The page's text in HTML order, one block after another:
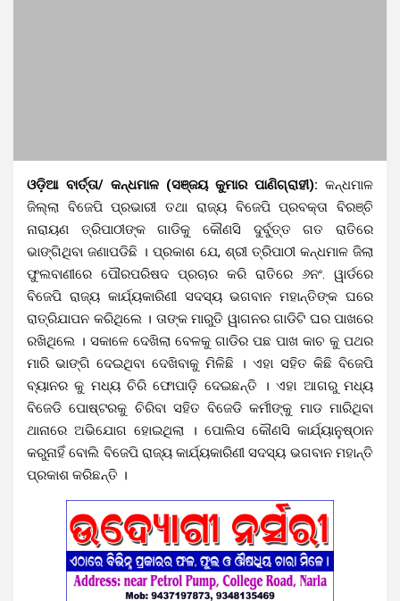
ଓଡ଼ିଆ ବାର୍ତ୍ତା/ କନ୍ଧମାଳ (ସଞ୍ଜୟ କୁମାର ପାଣିଗ୍ରାହୀ): କନ୍ଧମାଳ
ଜିଲ୍ଲା ବିଜେପି ପ୍ରଭାରୀ ତଥା ରାଜ୍ୟ ବିଜେପି ପ୍ରବକ୍ତା ବିରଞ୍ଚି
ନାରାୟଣ ତ୍ରିପାଠୀଙ୍କ ଗାଡିକୁ କୌଣସି ଦୁର୍ବୁତ୍ତ ଗତ ରାତିରେ
ଭାଙ୍ଗିଥିବା ଜଣାପଡିଛି । ପ୍ରକାଶ ଯେ, ଶ୍ରୀ ତ୍ରିପାଠୀ କନ୍ଧମାଳ ଜିଲା
ଫୁଲବାଣୀରେ ପୌରପରିଷଦ ପ୍ରଚାର କରି ରାତିରେ ୬ନଂ. ୱାର୍ଡରେ
ବିଜେପି ରାଜ୍ୟ କାର୍ଯ୍ୟକାରିଣୀ ସଦସ୍ୟ ଭଗବାନ ମହାନ୍ତିଙ୍କ ଘରେ
ରାତ୍ରିଯାପନ କରିଥିଲେ । ତାଙ୍କ ମାରୁତି ୱାଗନର ଗାଡିଟି ଘର ପାଖରେ
ରଖିଥିଲେ । ସକାଳେ ଦେଖିଲା ବେଳକୁ ଗାଡିର ପଛ ପାଖ କାଚ କୁ ପଥର
ମାରି ଭାଙ୍ଗି ଦେଇଥିବା ଦେଖିବାକୁ ମିଳିଛି । ଏହା ସହିତ କିଛି ବିଜେପି
ବ୍ୟାନର କୁ ମଧ୍ୟ ଚିରି ଫୋପାଡ଼ି ଦେଇଛନ୍ତି । ଏହା ଆଗରୁ ମଧ୍ୟ
ବିଜେଡି ପୋଷ୍ଟରକୁ ଚିରିବା ସହିତ ବିଜେଡି କର୍ମୀଙ୍କୁ ମାଡ ମାରିଥିବା
ଥାନାରେ ଅଭିଯୋଗ ହୋଇଥିଲା । ପୋଲିସ କୌଣସି କାର୍ଯ୍ୟାନୁଷ୍ଠାନ
କରୁନାହିଁ ବୋଲି ବିଜେପି ରାଜ୍ୟ କାର୍ଯ୍ୟକାରିଣୀ ସଦସ୍ୟ ଭଗବାନ ମହାନ୍ତି
ପ୍ରକାଶ କରିଛନ୍ତି ।